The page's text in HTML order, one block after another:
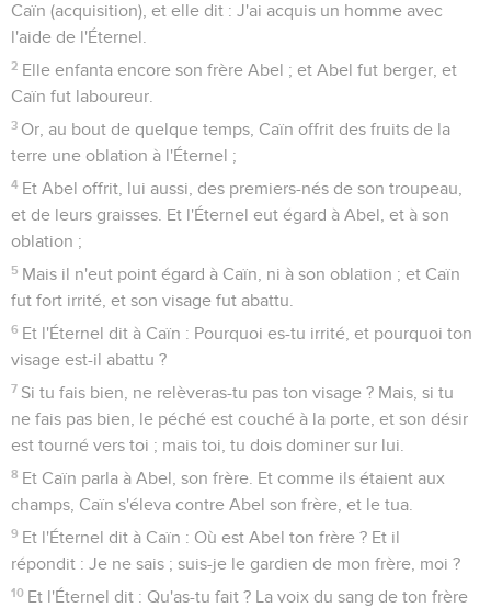
Caïn (acquisition), et elle dit : J'ai acquis un homme avec
l'aide de l'Éternel.
2 Elle enfanta encore son frère Abel ; et Abel fut berger, et
Caïn fut laboureur.
3 Or, au bout de quelque temps, Caïn offrit des fruits de la
terre une oblation à l'Éternel ;
4 Et Abel offrit, lui aussi, des premiers-nés de son troupeau,
et de leurs graisses. Et l'Éternel eut égard à Abel, et à son
oblation ;
5 Mais il n'eut point égard à Caïn, ni à son oblation ; et Caïn
fut fort irrité, et son visage fut abattu.
6 Et l'Éternel dit à Caïn : Pourquoi es-tu irrité, et pourquoi ton
visage est-il abattu ?
7 Si tu fais bien, ne relèveras-tu pas ton visage ? Mais, si tu
ne fais pas bien, le péché est couché à la porte, et son désir
est tourné vers toi ; mais toi, tu dois dominer sur lui.
8 Et Caïn parla à Abel, son frère. Et comme ils étaient aux
champs, Caïn s'éleva contre Abel son frère, et le tua.
9 Et l'Éternel dit à Caïn : Où est Abel ton frère ? Et il
répondit : Je ne sais ; suis-je le gardien de mon frère, moi ?
10 Et l'Éternel dit : Qu'as-tu fait ? La voix du sang de ton frère